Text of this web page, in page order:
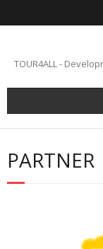
TOUR4ALL -
PARTNER